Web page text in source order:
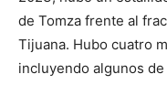
de Tomza frente al
Tijuana. Hubo cuatro
incluyendo algunos